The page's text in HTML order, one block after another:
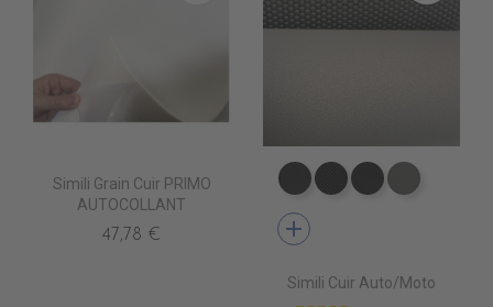
Simili Grain Cuir PRIMO
AUTOCOLLANT
47,78 €
EA0100 NEXUS NOIR
EA0030 ICONE
EA0040EA0120
add
Simili Cuir Auto/Moto